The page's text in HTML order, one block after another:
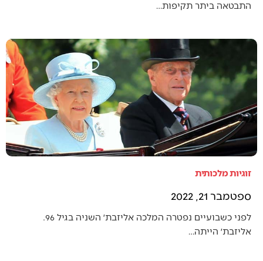
התבטאה ביתר תקיפות…
זוגיות מלכותית
ספטמבר 21, 2022
לפני כשבועיים נפטרה המלכה אליזבת׳ השניה בגיל 96.
אליזבת׳ הייתה…